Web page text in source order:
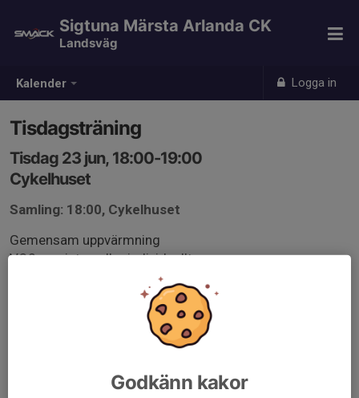
Kalender Logga in
Sigtuna Märsta Arlanda CK
Landsväg
Tisdagsträning
Tisdag 23 jun, 18:00-19:00
Cykelhuset
Samling: 18:00, Cykelhuset
Gemensam uppvärmning
VO2max intervaller individuellt
Avslutande jakt eller lagtempo, beroende på antal
Godkänn kakor